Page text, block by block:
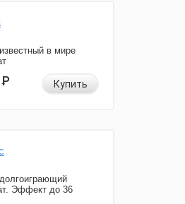
в мире
Р Купить
Эффект до 36